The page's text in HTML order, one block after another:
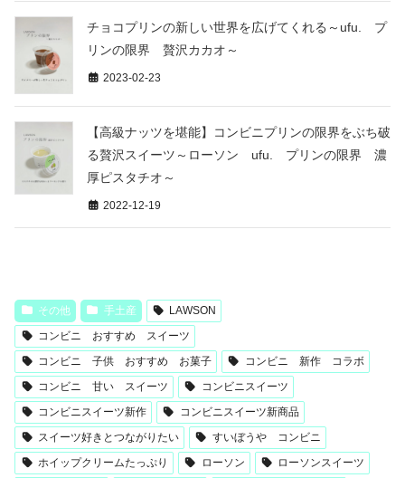
チョコプリンの新しい世界を広げてくれる～ufu. プ
リンの限界 贅沢カカオ～
2023-02-23
【高級ナッツを堪能】コンビニプリンの限界をぶち破
る贅沢スイーツ～ローソン ufu. プリンの限界 濃
厚ピスタチオ～
2022-12-19
その他 手土産
LAWSON
コンビニ おすすめ スイーツ
コンビニ 子供 おすすめ お菓子
コンビニ 新作 コラボ
コンビニ 甘い スイーツ
コンビニスイーツ
コンビニスイーツ新作
コンビニスイーツ新商品
スイーツ好きとつながりたい
すいぼうや コンビニ
ホイップクリームたっぷり
ローソン ローソンスイーツ